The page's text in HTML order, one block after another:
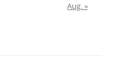
Aug. »